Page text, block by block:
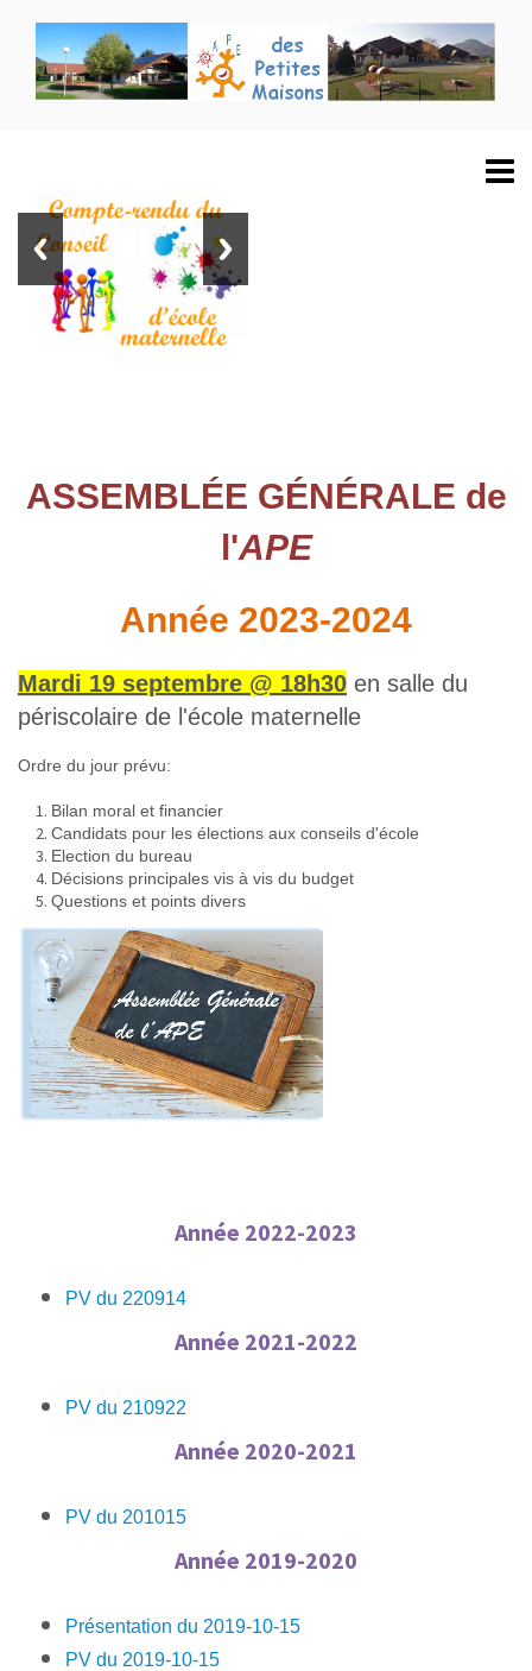
ASSEMBLÉE GÉNÉRALE de
l'APE
Année 2023-2024
Mardi 19 septembre @ 18h30 en salle du
périscolaire de l'école maternelle
Ordre du jour prévu:
Bilan moral et financier
Candidats pour les élections aux conseils d'école
Election du bureau
Décisions principales vis à vis du budget
Questions et points divers
Année 2022-2023
PV du 220914
Année 2021-2022
PV du 210922
Année 2020-2021
PV du 201015
Année 2019-2020
Présentation du 2019-10-15
PV du 2019-10-15